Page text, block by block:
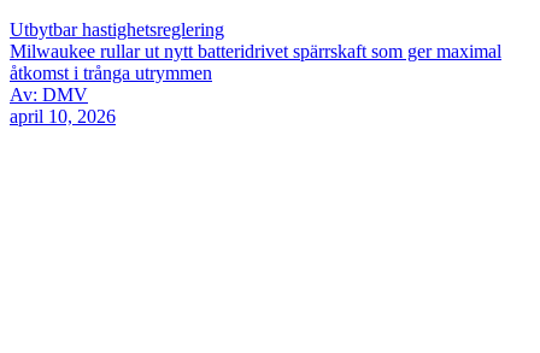
Utbytbar hastighetsreglering
Milwaukee rullar ut nytt batteridrivet spärrskaft som ger maximal
åtkomst i trånga utrymmen
Av: DMV
april 10, 2026